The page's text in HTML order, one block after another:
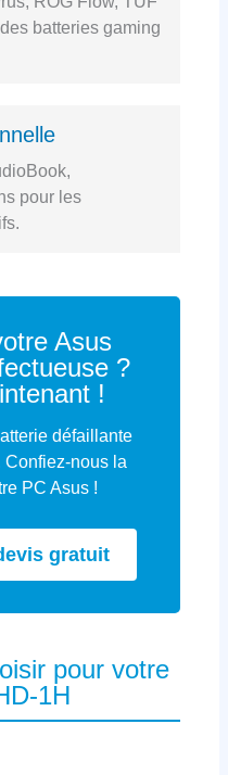
batteries gaming
pour les
Asus
?
!
défaillante
Confiez-nous la
PC Asus !
gratuit
pour votre
1H